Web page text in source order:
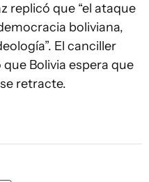
replicó que “el ataque
boliviana,
El canciller
Bolivia espera que
retracte.